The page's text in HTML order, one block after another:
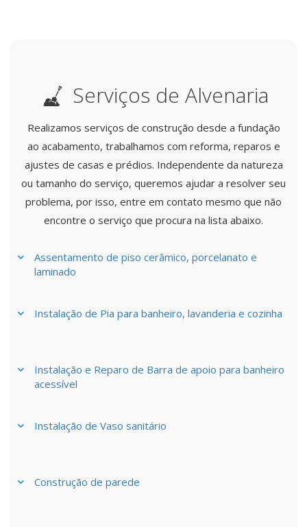
Serviços de Alvenaria
Realizamos serviços de construção desde a fundação
ao acabamento, trabalhamos com reforma, reparos e
ajustes de casas e prédios. Independente da natureza
ou tamanho do serviço, queremos ajudar a resolver seu
problema, por isso, entre em contato mesmo que não
encontre o serviço que procura na lista abaixo.
Assentamento de piso cerâmico, porcelanato e
laminado
Instalação de Pia para banheiro, lavanderia e cozinha
Instalação e Reparo de Barra de apoio para banheiro
acessível
Instalação de Vaso sanitário
Construção de parede